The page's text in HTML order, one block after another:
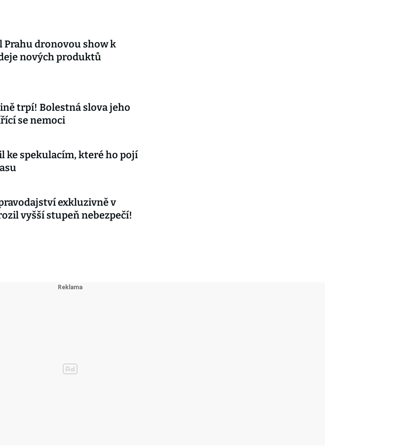
Prahu dronovou show k
nových produktů
trpí! Bolestná slova jeho
se nemoci
ke spekulacím, které ho pojí
exkluzivně v
vyšší stupeň nebezpečí!